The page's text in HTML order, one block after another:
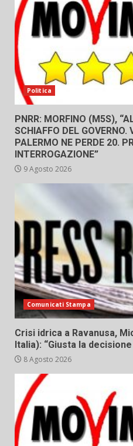
Politica
PNRR: MORFINO (M5S),
SCHIAFFO DEL GOVERNO.
PALERMO NE PERDE 20.
INTERROGAZIONE”
9 Agosto 2026
Comunicati Stampa
Crisi idrica a Ravanusa,
Italia): “Giusta la
8 Agosto 2026